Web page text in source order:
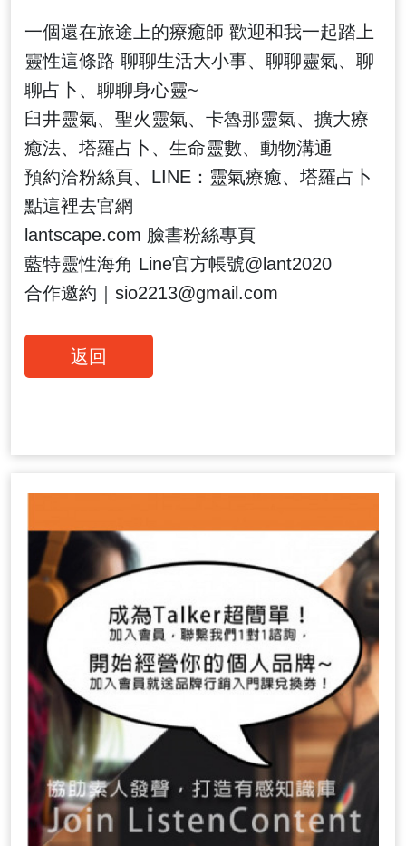
一個還在旅途上的療癒師 歡迎和我一起踏上
靈性這條路 聊聊生活大小事、聊聊靈氣、聊
聊占卜、聊聊身心靈~
臼井靈氣、聖火靈氣、卡魯那靈氣、擴大療
癒法、塔羅占卜、生命靈數、動物溝通
預約洽粉絲頁、LINE：靈氣療癒、塔羅占卜
點這裡去官網
lantscape.com 臉書粉絲專頁
藍特靈性海角 Line官方帳號@lant2020
合作邀約｜sio2213@gmail.com
返回